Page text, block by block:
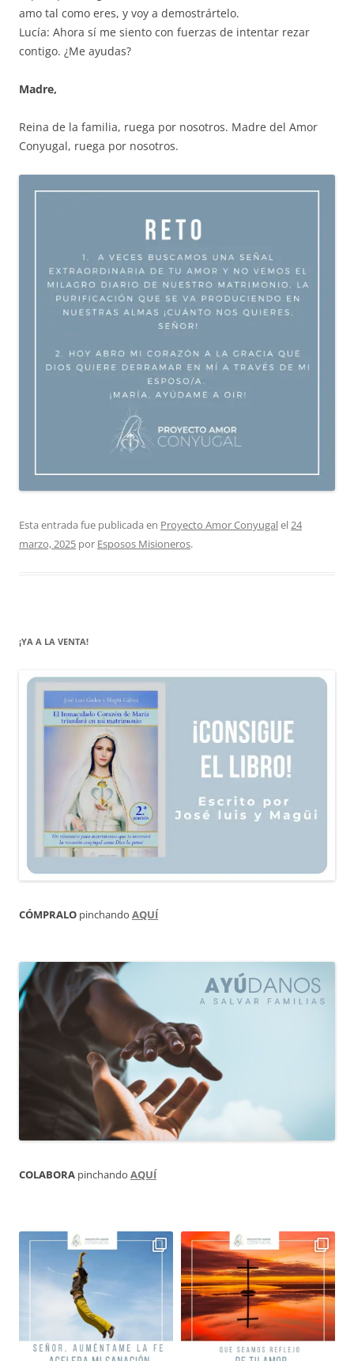
amo tal como eres, y voy a demostrártelo.
Lucía: Ahora sí me siento con fuerzas de intentar rezar
contigo. ¿Me ayudas?
Madre,
Reina de la familia, ruega por nosotros. Madre del Amor
Conyugal, ruega por nosotros.
Esta entrada fue publicada en Proyecto Amor Conyugalel24
marzo, 2025 por Esposos Misioneros.
¡YA A LA VENTA!
CÓMPRALO pinchando AQUÍ
COLABORA pinchando AQUÍ